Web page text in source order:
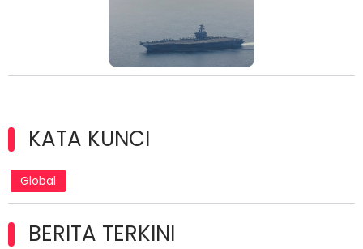
KATA KUNCI
Global
BERITA TERKINI